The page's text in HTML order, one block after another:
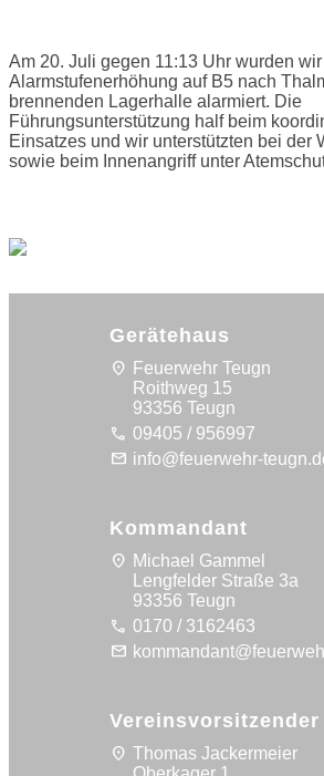
Am 20. Juli gegen 11:13 Uhr wurden
Alarmstufenerhöhung auf B5 nach
brennenden Lagerhalle alarmiert. Die
Führungsunterstützung half beim
Einsatzes und wir unterstützten bei der
sowie beim Innenangriff unter
Gerätehaus
location_on Feuerwehr Teugn
Roithweg 15
93356 Teugn
call 09405 / 956997
mail info@feuerwehr-
Kommandant
location_on Michael Gammel
Lengfelder Straße 3a
93356 Teugn
call 0170 / 3162463
mail
Vereinsvorsitzender
location_on Thomas Jackermeier